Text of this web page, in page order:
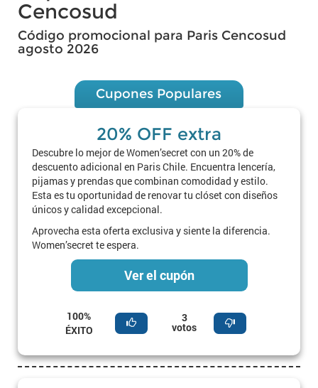
Cencosud
Código promocional para Paris Cencosud
agosto 2026
Cupones Populares
20% OFF extra
Descubre lo mejor de Women’secret con un 20% de
descuento adicional en Paris Chile. Encuentra lencería,
pijamas y prendas que combinan comodidad y estilo.
Esta es tu oportunidad de renovar tu clóset con diseños
únicos y calidad excepcional.
Aprovecha esta oferta exclusiva y siente la diferencia.
Women’secret te espera.
Ver el cupón
100%
ÉXITO
3
votos